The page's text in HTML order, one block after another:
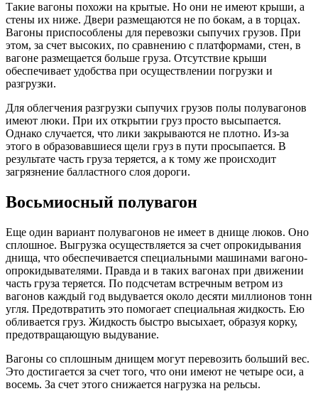
Такие вагоны похожи на крытые. Но они не имеют крыши, а
стены их ниже. Двери размещаются не по бокам, а в торцах.
Вагоны приспособлены для перевозки сыпучих грузов. При
этом, за счет высоких, по сравнению с платформами, стен, в
вагоне размещается больше груза. Отсутствие крыши
обеспечивает удобства при осуществлении погрузки и
разгрузки.
Для облегчения разгрузки сыпучих грузов полы полувагонов
имеют люки. При их открытии груз просто высыпается.
Однако случается, что лики закрываются не плотно. Из-за
этого в образовавшиеся щели груз в пути просыпается. В
результате часть груза теряется, а к тому же происходит
загрязнение балластного слоя дороги.
Восьмиосный полувагон
Еще один вариант полувагонов не имеет в днище люков. Оно
сплошное. Выгрузка осуществляется за счет опрокидывания
днища, что обеспечивается специальными машинами вагоно-
опрокидывателями. Правда и в таких вагонах при движении
часть груза теряется. По подсчетам встречным ветром из
вагонов каждый год выдувается около десяти миллионов тонн
угля. Предотвратить это помогает специальная жидкость. Ею
обливается груз. Жидкость быстро высыхает, образуя корку,
предотвращающую выдувание.
Вагоны со сплошным днищем могут перевозить больший вес.
Это достигается за счет того, что они имеют не четыре оси, а
восемь. За счет этого снижается нагрузка на рельсы.